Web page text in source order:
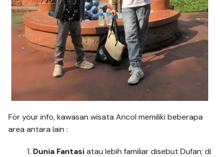
For your info, kawasan wisata Ancol memiliki beberapa
area antara lain :
Dunia Fantasiatau lebih familiar disebut Dufan; di